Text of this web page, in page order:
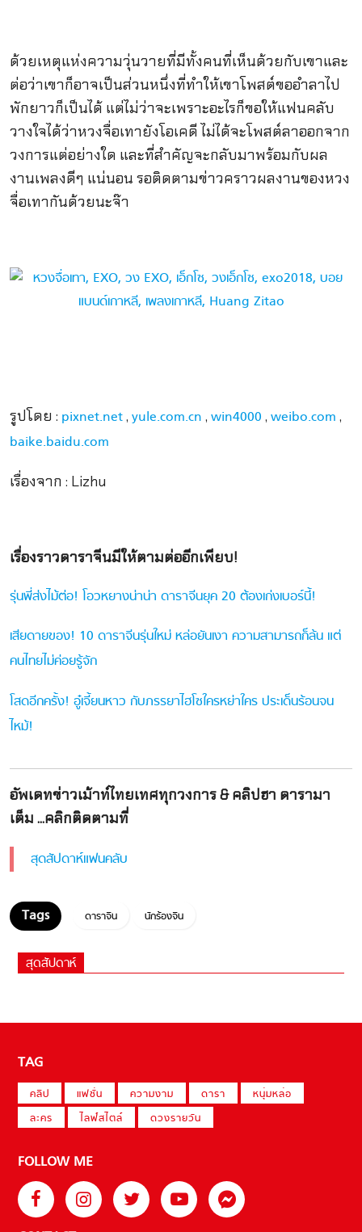
ด้วยเหตุแห่งความวุ่นวายที่มีทั้งคนที่เห็นด้วยกับเขาและ
ต่อว่าเขาก็อาจเป็นส่วนหนึ่งที่ทำให้เขาโพสต์ขออำลาไป
พักยาวก็เป็นได้ แต่ไม่ว่าจะเพราะอะไรก็ขอให้แฟนคลับ
วางใจได้ว่าหวงจื่อเทายังโอเคดี ไม่ได้จะโพสต์ลาออกจาก
วงการแต่อย่างใด และที่สำคัญจะกลับมาพร้อมกับผล
งานเพลงดีๆ แน่นอน รอติดตามข่าวคราวผลงานของหวง
จื่อเทากันด้วยนะจ๊า
รูปโดย : pixnet.net, yule.com.cn , win4000 , weibo.com ,
baike.baidu.com
เรื่องจาก : Lizhu
เรื่องราวดาราจีนมีให้ตามต่ออีกเพียบ!
รุ่นพี่ส่งไม้ต่อ! โอวหยางน่าน่า ดาราจีนยุค 20 ต้องเก่งเบอร์นี้!
เสียดายของ! 10 ดาราจีนรุ่นใหม่ หล่อยันเงา ความสามารถก็ล้น แต่
คนไทยไม่ค่อยรู้จัก
โสดอีกครั้ง! อู๋เจี้ยนหาว กับภรรยาไฮโซใครหย่าใคร ประเด็นร้อนจน
ไหม้!
อัพเดทข่าวเม้าท์ไทยเทศทุกวงการ & คลิปฮา ดารามา
เต็ม ...คลิกติดตามที่
สุดสัปดาห์แฟนคลับ
ดาราจีน นักร้องจีน
สุดสัปดาห์
TAG
คลิป แฟชั่น ความงาม ดารา
หนุ่มหล่อ
ละคร
ไลฟ์สไตล์ ดวงรายวัน
FOLLOW ME